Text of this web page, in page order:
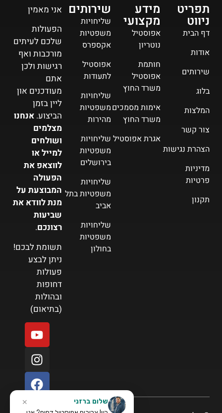
✕
שלום ברזני
תפריט
ניווט
דף הבית
אודות
שירותים
בלוג
המלצות
צור קשר
הצהרת נגישות
מדיניות
פרטיות
תקנון
מידע
מקצועי
אפוסטיל
נוטריון
חותמת
אפוסטיל
משרד החוץ
אימות מסמכים
משרד החוץ
אגרת אפוסטיל
שירותים
שליחויות
משפטיות
אקספרס
אפוסטיל
לתעודות
שליחויות
משפטיות
מהירות
שליחויות
משפטיות
בירושלים
שליחויות
משפטיות בתל
אביב
שליחויות
משפטיות
בחולון
אני מאמין
הפעולות
שלכם לעיתים
מורכבות ואף
רגישות ולכן
אתם
מעודכנים און
ליין בזמן
הביצוע.אנחנו
מצלמים
ושולחים
למייל או
לווצאפ את
הפעולה
המבוצעת על
מנת לוודא את
שביעות
רצונכם.
תשומת לבכם!
ניתן לבצע
פעולות
דחופות
ובהולות
(בתיאום)